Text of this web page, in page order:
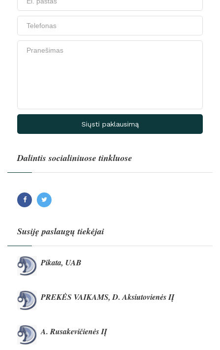
Siųsti paklausimą
Dalintis socialiniuose tinkluose
Susiję paslaugų tiekėjai
Pikata, UAB
PREKĖS VAIKAMS, D. Aksiutovienės IĮ
A. Rusakevičienės IĮ